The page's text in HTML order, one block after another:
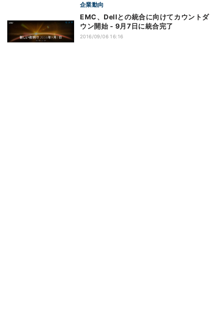
企業動向
EMC、Dellとの統合に向けてカウントダ
ウン開始 - 9月7日に統合完了
2016/09/06 16:16